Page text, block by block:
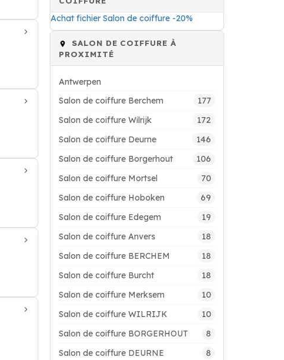
Achat fichier Salon de coiffure -20%
SALON DE COIFFURE À
PROXIMITÉ
Antwerpen
Salon de coiffure Berchem
177
Salon de coiffure Wilrijk 172
Salon de coiffure Deurne 146
Salon de coiffure Borgerhout 106
Salon de coiffure Mortsel 70
Salon de coiffure Hoboken 69
Salon de coiffure Edegem 19
Salon de coiffure Anvers 18
Salon de coiffure BERCHEM 18
Salon de coiffure Burcht 18
Salon de coiffure Merksem 10
Salon de coiffure WILRIJK 10
Salon de coiffure BORGERHOUT 8
Salon de coiffure DEURNE 8